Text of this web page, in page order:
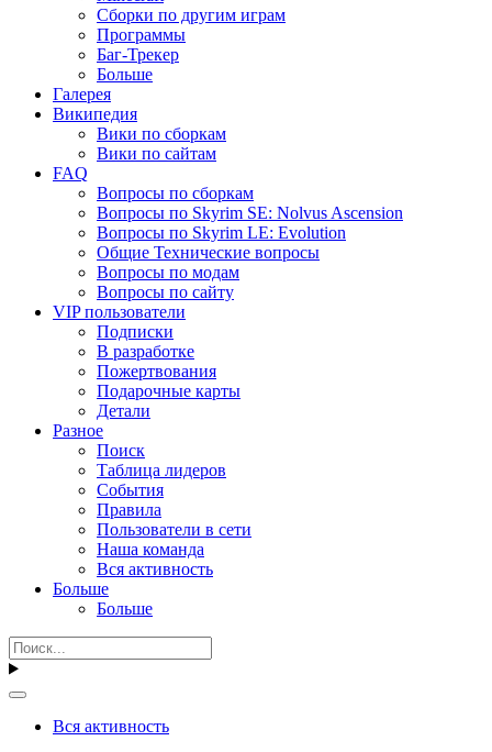
Сборки по другим играм
Программы
Баг-Трекер
Больше
Галерея
Википедия
Вики по сборкам
Вики по сайтам
FAQ
Вопросы по сборкам
Вопросы по Skyrim SE: Nolvus Ascension
Вопросы по Skyrim LE: Evolution
Общие Технические вопросы
Вопросы по модам
Вопросы по сайту
VIP пользователи
Подписки
В разработке
Пожертвования
Подарочные карты
Детали
Разное
Поиск
Таблица лидеров
События
Правила
Пользователи в сети
Наша команда
Вся активность
Больше
Больше
Вся активность